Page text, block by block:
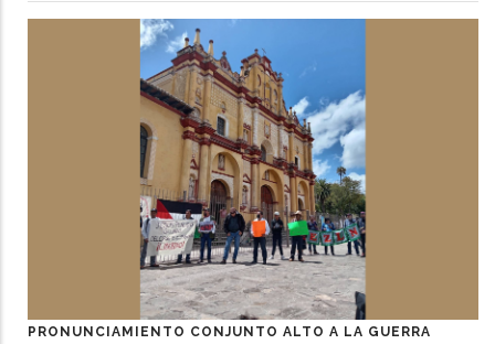
PRONUNCIAMIENTO CONJUNTO ALTO A LA GUERRA